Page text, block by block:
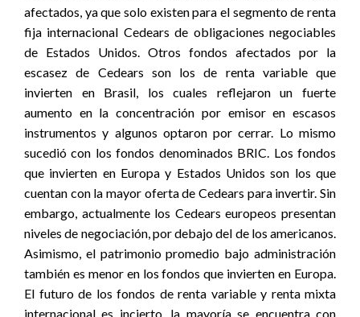
afectados, ya que solo existen para el segmento de renta
fija internacional Cedears de obligaciones negociables
de Estados Unidos. Otros fondos afectados por la
escasez de Cedears son los de renta variable que
invierten en Brasil, los cuales reflejaron un fuerte
aumento en la concentración por emisor en escasos
instrumentos y algunos optaron por cerrar. Lo mismo
sucedió con los fondos denominados BRIC. Los fondos
que invierten en Europa y Estados Unidos son los que
cuentan con la mayor oferta de Cedears para invertir. Sin
embargo, actualmente los Cedears europeos presentan
niveles de negociación, por debajo del de los americanos.
Asimismo, el patrimonio promedio bajo administración
también es menor en los fondos que invierten en Europa.
El futuro de los fondos de renta variable y renta mixta
internacional es incierto, la mayoría se encuentra con